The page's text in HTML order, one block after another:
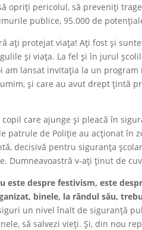
opriți pericolul, să preveniți
publice, 95.000 de
ați protejat viața! Ați fost și
și viața. La fel și în jurul
am lansat invitația la un
și care au avut drept țintă
copil care ajunge și pleacă în
patrule de Poliție au acționat
decisivă pentru siguranța
Dumneavoastră v-ați ținut de
este despre festivism, este
binele, la rândul său,
un nivel înalt de siguranță
să salvezi vieți. Și, din nou